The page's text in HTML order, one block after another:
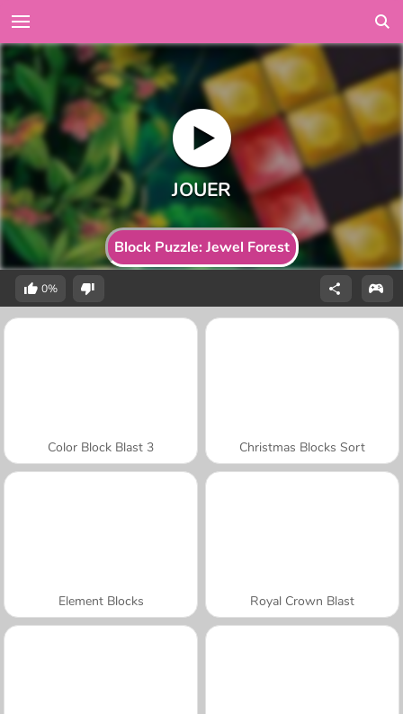
Block Puzzle: Jewel Forest
0%
Color Block Blast 3 Christmas Blocks Sort
Element Blocks Royal Crown Blast